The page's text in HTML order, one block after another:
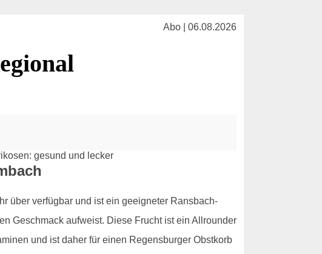
Abo | 06.08.2026
über verfügbar und ist ein geeigneter Ransbach-
Geschmack aufweist. Diese Frucht ist ein Allrounder
und ist daher für einen Regensburger Obstkorb